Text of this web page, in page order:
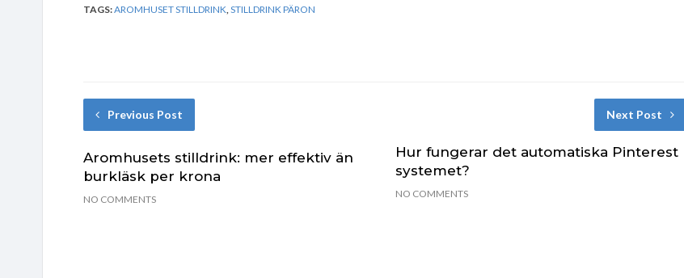
TAGS:AROMHUSET STILLDRINK STILLDRINK PÄRON
Previous Post
Aromhusets stilldrink: mer effektiv än
burkläsk per krona
NO COMMENTS
Next Post
Hur fungerar det automatiska Pinterest
systemet?
NO COMMENTS